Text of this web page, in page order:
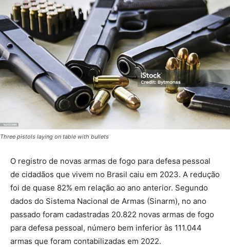
Three pistols laying on table with bullets
O registro de novas armas de fogo para defesa pessoal
de cidadãos que vivem no Brasil caiu em 2023. A redução
foi de quase 82% em relação ao ano anterior. Segundo
dados do Sistema Nacional de Armas (Sinarm), no ano
passado foram cadastradas 20.822 novas armas de fogo
para defesa pessoal, número bem inferior às 111.044
armas que foram contabilizadas em 2022.